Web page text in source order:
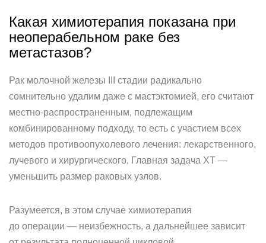
Какая химиотерапия показана при
неоперабельном раке без
метастазов?
Рак молочной железы III стадии радикально
сомнительно удалим даже с мастэктомией, его считают
местно-распространенным, подлежащим
комбинированному подходу, то есть с участием всех
методов противоопухолевого лечения: лекарственного,
лучевого и хирургического. Главная задача ХТ —
уменьшить размер раковых узлов.
Разумеется, в этом случае химиотерапия
до операции — неизбежность, а дальнейшее зависит